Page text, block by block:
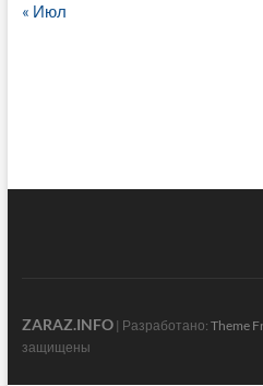
« Июл
ZARAZ.INFO| Разработано: Theme
защищены